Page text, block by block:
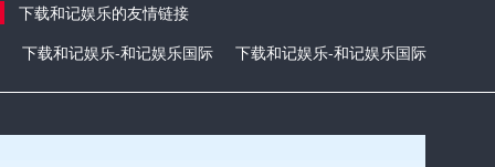
下载和记娱乐的友情链接
下载和记娱乐-和记娱乐国际
下载和记娱乐-和记娱乐国际